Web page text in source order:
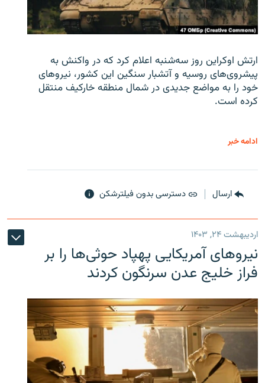
ارتش اوکراین روز سه‌شنبه اعلام کرد که در واکنش به
پیشروی‌های روسیه و آتشبار سنگین این کشور، نیروهای
خود را به مواضع جدیدی در شمال منطقه خارکیف منتقل
کرده است.
ادامه خبر
ارسال دسترسی بدون فیلترشکن
اردیبهشت ۲۴, ۱۴۰۳
نیروهای آمریکایی پهپاد حوثی‌ها را بر
فراز خلیج عدن سرنگون کردند